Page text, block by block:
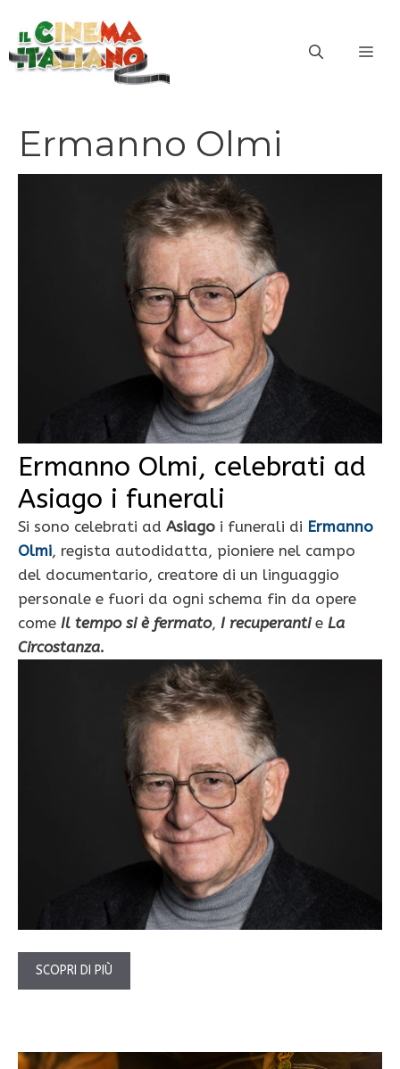
contenuto
Ermanno Olmi
Ermanno Olmi, celebrati ad
Asiago i funerali
Si sono celebrati ad Asiago i funerali di Ermanno
Olmi, regista autodidatta, pioniere nel campo
del documentario, creatore di un linguaggio
personale e fuori da ogni schema fin da opere
come Il tempo si è fermato, I recuperantie La
Circostanza.
SCOPRI DI PIÙ